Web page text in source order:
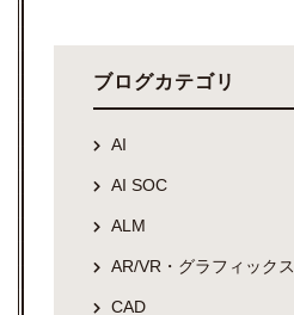
ブログカテゴリ
AI
AI SOC
ALM
AR/VR・グラフィックス
CAD